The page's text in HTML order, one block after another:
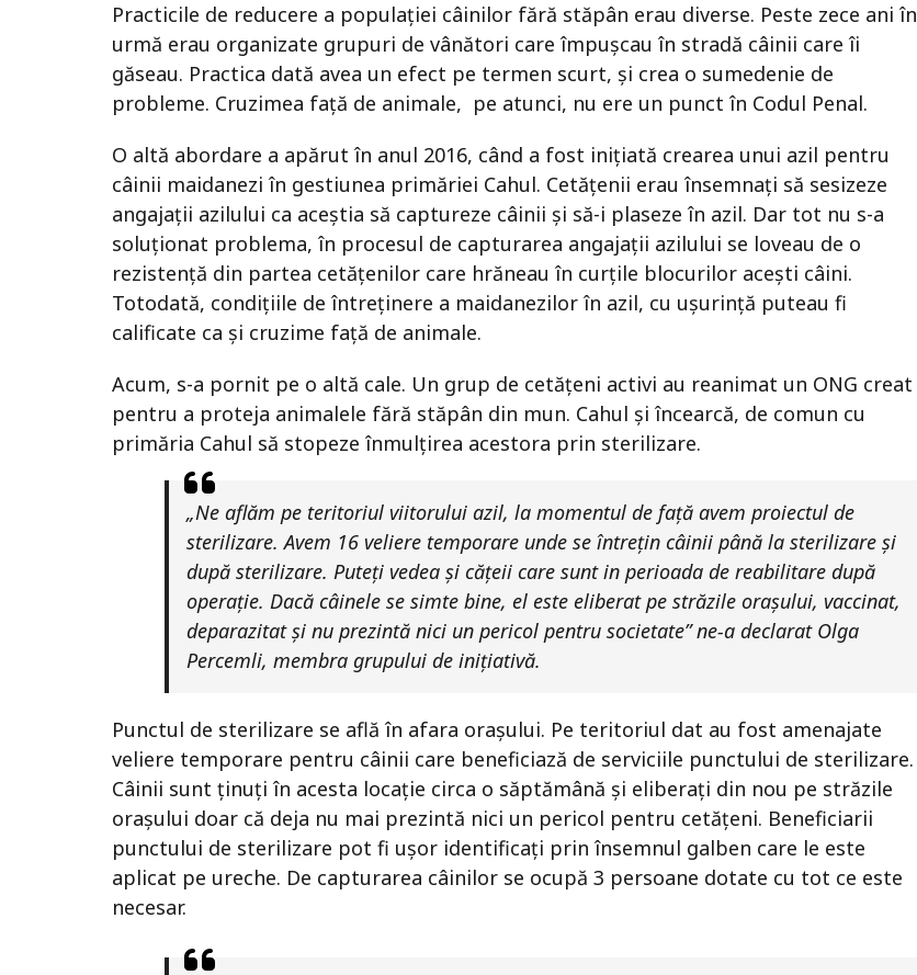
Practicile de reducere a populației câinilor fără stăpân erau diverse. Peste zece ani în
urmă erau organizate grupuri de vânători care împușcau în stradă câinii care îi
găseau. Practica dată avea un efect pe termen scurt, și crea o sumedenie de
probleme. Cruzimea față de animale, pe atunci, nu ere un punct în Codul Penal.
O altă abordare a apărut în anul 2016, când a fost inițiată crearea unui azil pentru
câinii maidanezi în gestiunea primăriei Cahul. Cetățenii erau însemnați să sesizeze
angajații azilului ca aceștia să captureze câinii și să-i plaseze în azil. Dar tot nu s-a
soluționat problema, în procesul de capturarea angajații azilului se loveau de o
rezistență din partea cetățenilor care hrăneau în curțile blocurilor acești câini.
Totodată, condițiile de întreținere a maidanezilor în azil, cu ușurință puteau fi
calificate ca și cruzime față de animale.
Acum, s-a pornit pe o altă cale. Un grup de cetățeni activi au reanimat un ONG creat
pentru a proteja animalele fără stăpân din mun. Cahul și încearcă, de comun cu
primăria Cahul să stopeze înmulțirea acestora prin sterilizare.
„Ne aflăm pe teritoriul viitorului azil, la momentul de față avem proiectul de
sterilizare. Avem 16 veliere temporare unde se întrețin câinii până la sterilizare și
după sterilizare. Puteți vedea și cățeii care sunt in perioada de reabilitare după
operație. Dacă câinele se simte bine, el este eliberat pe străzile orașului, vaccinat,
deparazitat și nu prezintă nici un pericol pentru societate” ne-a declarat Olga
Percemli, membra grupului de inițiativă.
Punctul de sterilizare se află în afara orașului. Pe teritoriul dat au fost amenajate
veliere temporare pentru câinii care beneficiază de serviciile punctului de sterilizare.
Câinii sunt ținuți în acesta locație circa o săptămână și eliberați din nou pe străzile
orașului doar că deja nu mai prezintă nici un pericol pentru cetățeni. Beneficiarii
punctului de sterilizare pot fi ușor identificați prin însemnul galben care le este
aplicat pe ureche. De capturarea câinilor se ocupă 3 persoane dotate cu tot ce este
necesar.